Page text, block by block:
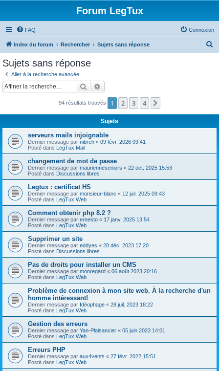
Forum LegTux
FAQ Connexion
Index du forum Rechercher Sujets sans réponse
c
Sujets sans réponse
Aller à la recherche avancée
Rechercher
94 résultats trouvés 1 2 3 4
Sujets
serveurs mails injoignable
Dernier message par nibreh « 09 févr. 2026 09:41
Posté dans LegTux Mail
changement de mot de passe
Dernier message par maurienneseniors « 22 oct. 2025 15:53
Posté dans Discussions libres
Legtux : certificat HS
Dernier message par monsieur-blanc « 12 juil. 2025 09:43
Posté dans LegTux Web
Comment obtenir php 8.2 ?
Dernier message par ernesto « 17 janv. 2025 13:54
Posté dans LegTux Web
Supprimer un site
Dernier message par eddyes « 28 déc. 2023 17:20
Posté dans Discussions libres
Pas de droits pour installer un CMS
Dernier message par monregard « 06 août 2023 20:16
Posté dans LegTux Web
Problème de connexion à mon site web. À la recherche d'un
homme intéressant!
Dernier message par Idéophage « 28 juil. 2023 18:22
Posté dans LegTux Web
Gestion des erreurs
Dernier message par Yan-Plaisancier « 05 juin 2023 14:01
Posté dans LegTux Web
Erreurs PHP
Dernier message par aux4vents « 27 févr. 2022 15:51
Posté dans LegTux Web